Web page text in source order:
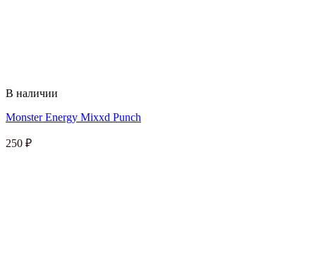
В наличии
Monster Energy Mixxd Punch
250 ₽